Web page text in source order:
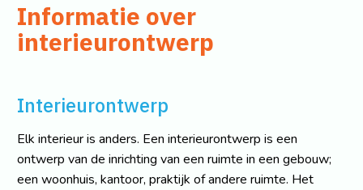
Informatie over
interieurontwerp
Interieurontwerp
Elk interieur is anders. Een interieurontwerp is een
ontwerp van de inrichting van een ruimte in een gebouw;
een woonhuis, kantoor, praktijk of andere ruimte. Het